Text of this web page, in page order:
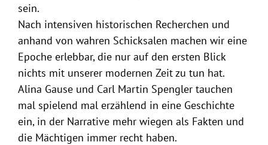
sein.
Nach intensiven historischen Recherchen und
anhand von wahren Schicksalen machen wir eine
Epoche erlebbar, die nur auf den ersten Blick
nichts mit unserer modernen Zeit zu tun hat.
Alina Gause und Carl Martin Spengler tauchen
mal spielend mal erzählend in eine Geschichte
ein, in der Narrative mehr wiegen als Fakten und
die Mächtigen immer recht haben.